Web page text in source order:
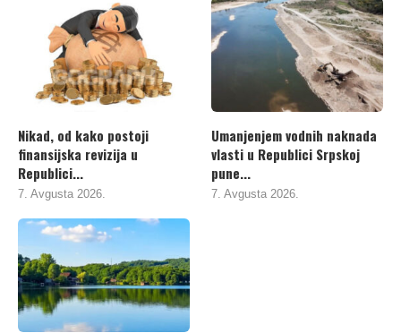
Nikad, od kako postoji
finansijska revizija u
Republici...
7. Avgusta 2026.
Umanjenjem vodnih naknada
vlasti u Republici Srpskoj
pune...
7. Avgusta 2026.